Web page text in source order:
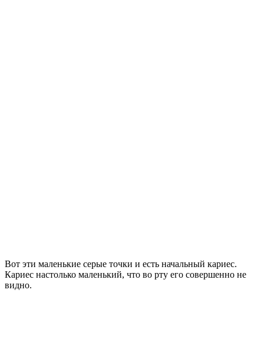
Вот эти маленькие серые точки и есть начальный кариес.
Кариес настолько маленький, что во рту его совершенно не
видно.